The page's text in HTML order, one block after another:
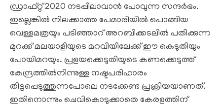
ഡ്രാഫ്റ്റ് 2020 നടപ്പിലാവാന്‍ പോവുന്ന സന്ദര്‍ഭം.
ഇല്ലെങ്കില്‍ നിലക്കാത്ത പേമാരിയില്‍ പൊങ്ങിയ
വെള്ളമത്രയും പടിഞ്ഞാറ് അറബിക്കടലില്‍ പതിക്കുന്ന
മുറക്ക് മലയാളിയുടെ മറവിയിലേക്ക് ഈ കെടുതിയും
പോയിമറയും. പ്രളയക്കെടുതിയുടെ കണക്കെടുത്ത്
കേന്ദ്രത്തില്‍നിന്നുള്ള നഷ്ടപരിഹാരം
തിട്ടപ്പെടുത്തുന്നപോലെ നടക്കേണ്ട പ്രക്രിയയാണത്.
ഇതിനൊന്നും ചെവികൊടുക്കാതെ കേരളത്തിന്